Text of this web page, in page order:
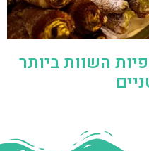
השוות ביותר